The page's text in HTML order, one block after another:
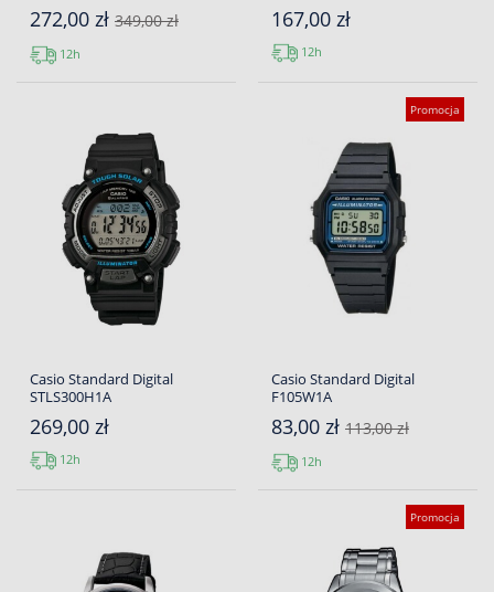
272,00 zł 349,00 zł
12h
167,00 zł
12h
Casio Standard Digital
STLS300H1A
269,00 zł
12h
Promocja
Casio Standard Digital
F105W1A
83,00 zł 113,00 zł
12h
Promocja